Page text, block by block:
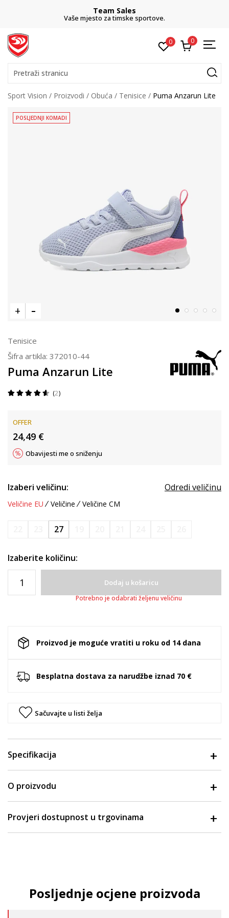
Team Sales
Vaše mjesto za timske sportove.
0 0
Pretraži stranicu
Sport Vision Proizvodi Obuća Tenisice Puma Anzarun Lite
POSLJEDNJI KOMADI
Tenisice
Šifra artikla: 372010-44
Puma Anzarun Lite
2
OFFER
24,49 €
Obavijesti me o sniženju
Izaberi veličinu: Odredi veličinu
Veličine EU Veličine Veličine CM
27
Izaberite količinu:
Dodaj u košaricu
Potrebno je odabrati željenu veličinu
Proizvod je moguće vratiti u roku od 14 dana
Besplatna dostava za narudžbe iznad 70 €
Sačuvajte u listi želja
Specifikacija
O proizvodu
Provjeri dostupnost u trgovinama
Posljednje ocjene proizvoda